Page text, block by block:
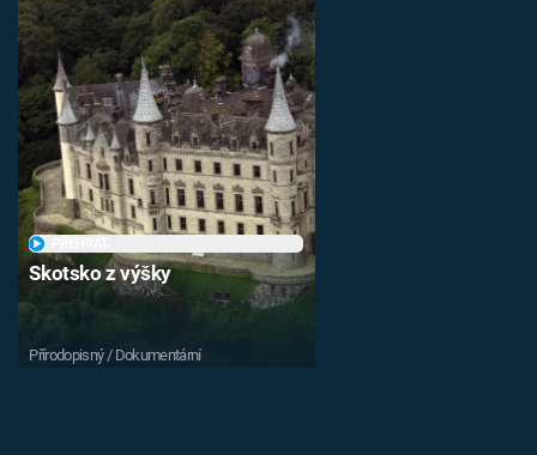
Skotsko z výšky
Přírodopisný / Dokumentární